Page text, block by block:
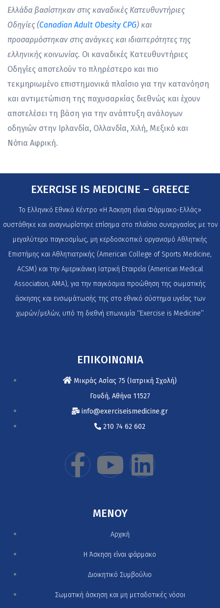
Ελλάδα βασίστηκαν στις καναδικές Κατευθυντήριες
Οδηγίες (Canadian Adult Obesity CPG) και
προσαρμόστηκαν στις ανάγκες και ιδιαιτερότητες της
ελληνικής κοινωνίας. Οι καναδικές Κατευθυντήριες
Οδηγίες αποτελούν το πληρέστερο και πιο
τεκμηριωμένο επιστημονικά πλαίσιο για την κατανόηση
και αντιμετώπιση της παχυσαρκίας διεθνώς και έχουν
αποτελέσει τη βάση για την ανάπτυξη ανάλογων
οδηγιών στην Ιρλανδία, Ολλανδία, Χιλή, Μεξικό και
Νότια Αφρική.
EXERCISE IS MEDICINE – GREECE
Το Ελληνικό Εθνικό Κέντρο «Η Άσκηση είναι Φάρμακο-Ελλάς»
συστάθηκε και αναγνωρίστηκε επίσημα στο πλαίσιο συνεργασίας με τον
μεγαλύτερο παγκοσμίως, μη κερδοσκοπικό οργανισμό Αθλητικής
Επιστήμης και Αθλητιατρικής (American College of Sports Medicine,
ACSM) και την Αμερικάνικη Ιατρική Εταιρεία (American Medical
Association, AMA), για την παγκόσμια προώθηση της σωματικής
άσκησης και ενσωμάτωσής της στο εθνικό σύστημα υγείας των
χωρών/μελών, υπό τη διεθνή επωνυμία ‘‘Exercise is Medicine’’
ΕΠΙΚΟΙΝΩΝΙΑ
Μικράς Ασίας 75 (Ιατρική Σχολή)
Γουδή, Αθήνα 11527
info@exerciseismedicine.gr
210 74 62 602
MENOY
Αρχική
H Άσκηση είναι φάρμακο
Διοικητικό Συμβούλιο
Σωματική άσκηση και μη μεταδοτικές νόσοι